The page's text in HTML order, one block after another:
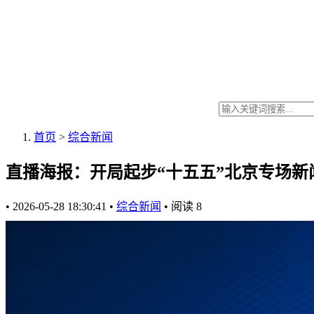
首页 > 综合新闻
直播海报：开局起步“十五五”北京专场新
• 2026-05-28 18:30:41 • 综合新闻 • 阅读 8